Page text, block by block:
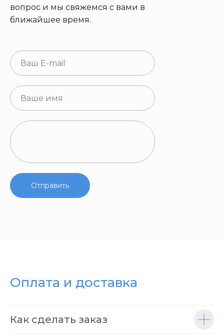
Отправить
вопрос и мы свяжемся с вами в
ближайшее время.
Оплата и доставка
Как сделать заказ